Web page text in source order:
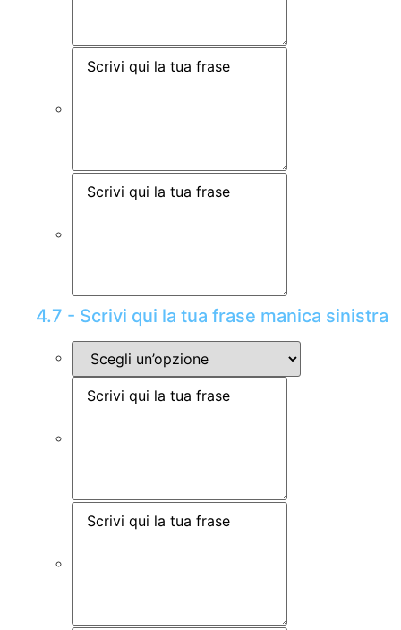
4.7 - Scrivi qui la tua frase manica sinistra